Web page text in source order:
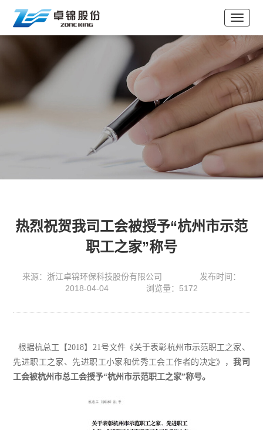
热烈祝贺我司工会被授予“杭州市示范
职工之家”称号
来源：浙江卓锦环保科技股份有限公司
发布时间：
2018-04-04
浏览量：5172
根据杭总工【2018】21号文件《关于表彰杭州市示范职工之家、
先进职工之家、先进职工小家和优秀工会工作者的决定》，我司
工会被杭州市总工会授予“杭州市示范职工之家”称号。